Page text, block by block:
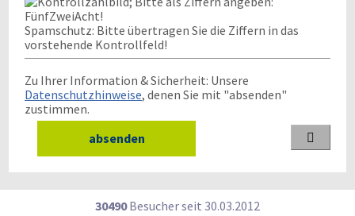
Spamschutz: Bitte übertragen Sie die Ziffern in das
vorstehende Kontrollfeld!
Zu Ihrer Information & Sicherheit: Unsere
Datenschutzhinweise, denen Sie mit "absenden"
zustimmen.

30490Besucher seit 30.03.201 2